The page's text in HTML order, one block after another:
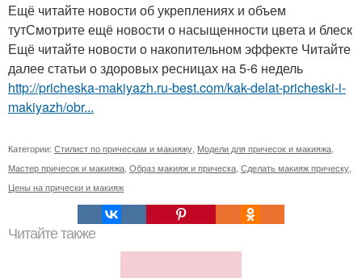
Ещё читайте новости об укреплениях и объем
тутСмотрите ещё новости о насыщенности цвета и блеск
Ещё читайте новости о накопительном эффекте Читайте
далее статьи о здоровых ресницах на 5-6 недель
http://pricheska-makiyazh.ru-best.com/kak-delat-pricheski-i-
makiyazh/obr...
Категории: Стилист по прическам и макияжу Модели для причесок и макияжа
Мастер причесок и макияжа Образ макияж и прическа Сделать макияж прическу
Цены на прически и макияж
Читайте также